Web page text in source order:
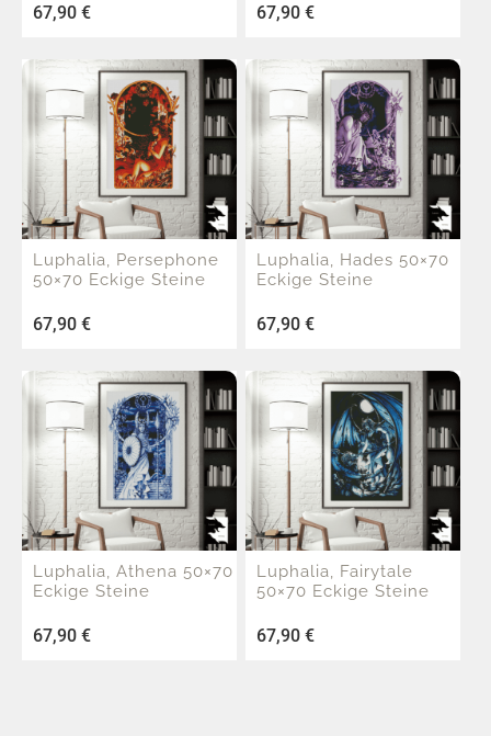
67,90 € 67,90 €
Luphalia, Persephone
50×70 Eckige Steine
67,90 €
Luphalia, Hades 50×70
Eckige Steine
67,90 €
Luphalia, Athena 50×70
Eckige Steine
67,90 €
Luphalia, Fairytale
50×70 Eckige Steine
67,90 €